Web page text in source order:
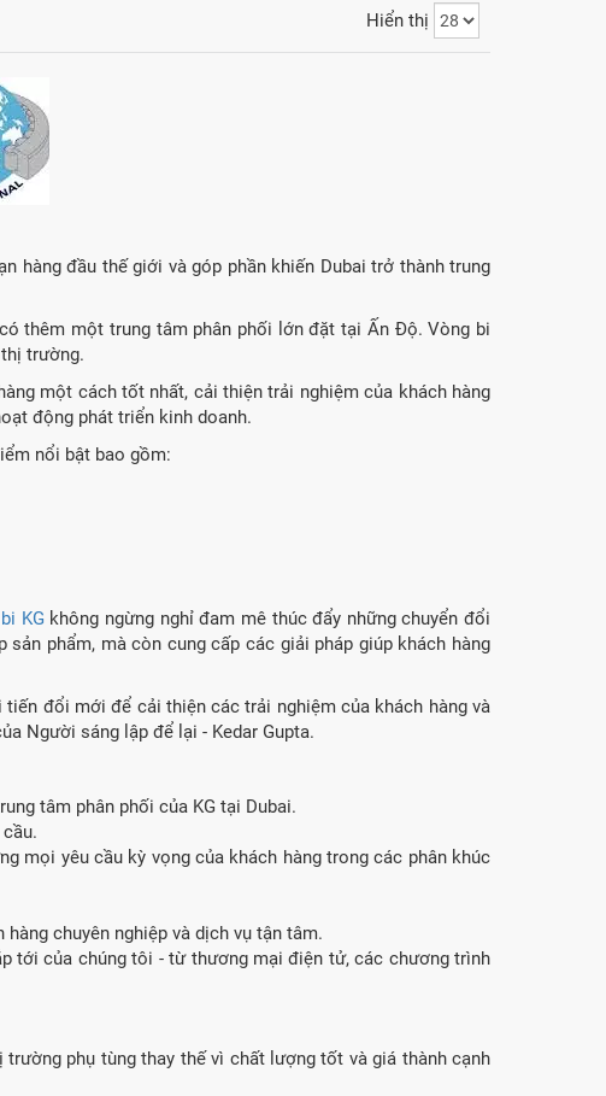
Hiển thị
hàng đầu thế giới và góp phần khiến Dubai trở thành trung
thêm một trung tâm phân phối lớn đặt tại Ấn Độ. Vòng bi
trường.
một cách tốt nhất, cải thiện trải nghiệm của khách hàng
động phát triển kinh doanh.
nổi bật bao gồm:
KG không ngừng nghỉ đam mê thúc đẩy những chuyển đổi
phẩm, mà còn cung cấp các giải pháp giúp khách hàng
đổi mới để cải thiện các trải nghiệm của khách hàng và
Người sáng lập để lại - Kedar Gupta.
tâm phân phối của KG tại Dubai.
mọi yêu cầu kỳ vọng của khách hàng trong các phân khúc
chuyên nghiệp và dịch vụ tận tâm.
tới của chúng tôi - từ thương mại điện tử, các chương trình
phụ tùng thay thế vì chất lượng tốt và giá thành cạnh